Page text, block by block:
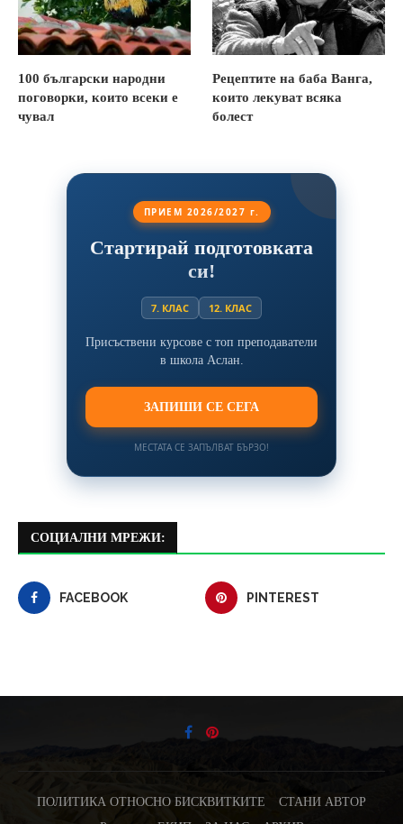
100 български народни
поговорки, които всеки е
чувал
Рецептите на баба Ванга,
които лекуват всяка
болест
ПРИЕМ 2026/2027 г.
Стартирай подготовката
си!
7. КЛАС 12. КЛАС
Присъствени курсове с топ преподаватели
в школа Аслан.
ЗАПИШИ СЕ СЕГА
МЕСТАТА СЕ ЗАПЪЛВАТ БЪРЗО!
СОЦИАЛНИ МРЕЖИ:
FACEBOOK PINTEREST
ПОЛИТИКА ОТНОСНО БИСКВИТКИТЕ
СТАНИ АВТОР